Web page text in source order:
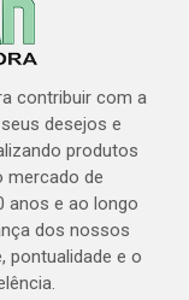
contribuir com a
desejos e
produtos
mercado de
anos e ao longo
dos nossos
pontualidade e o